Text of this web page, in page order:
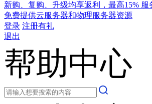
新购、复购、升级均享返利，最高15% 服
免费提供云服务器和物理服务器资源
登录 注册有礼
退出
帮助中心